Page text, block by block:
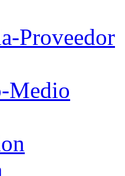
Proveedor
Medio